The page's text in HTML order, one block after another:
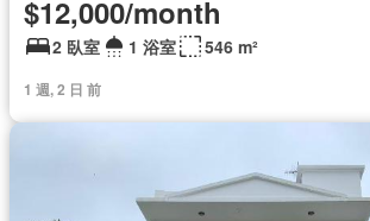
$12,000/month
2 臥室 1 浴室 546 m²
1 週, 2 日 前